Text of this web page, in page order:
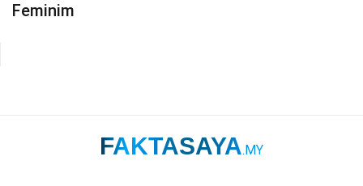
Feminim
FAKTASAYA.MY